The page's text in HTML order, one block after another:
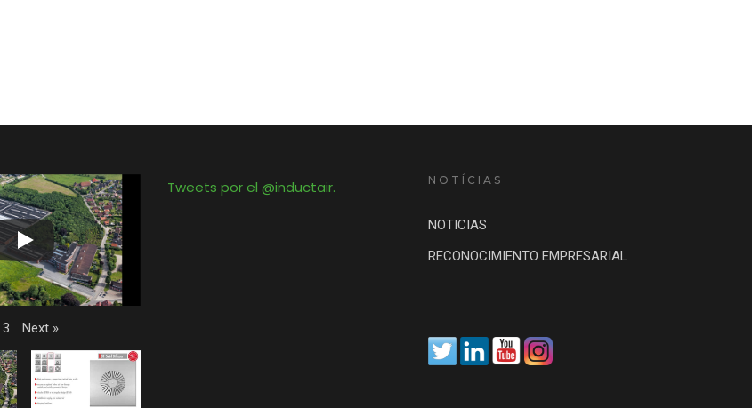
3 Next »
Tweets por el @inductair. NOTÍCIAS
NOTICIAS
RECONOCIMIENTO EMPRESARIAL